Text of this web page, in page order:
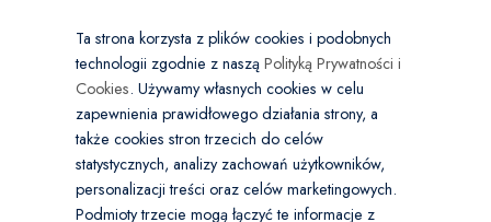
Wybierz kategorię
Sport i Hobby
Akcesoria(0)
×
Kraj PL
PLN
Sport i Hobby Sporty zimowe
Ta strona korzysta z plików cookies i podobnych
technologii zgodnie z nasząPolityką Prywatności i
Cookies. Używamy własnych cookies w celu
zapewnienia prawidłowego działania strony, a
także cookies stron trzecich do celów
statystycznych, analizy zachowań użytkowników,
personalizacji treści oraz celów marketingowych.
Podmioty trzecie mogą łączyć te informacje z